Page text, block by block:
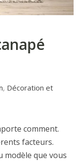
, Décoration et
comment.
facteurs.
modèle que vous